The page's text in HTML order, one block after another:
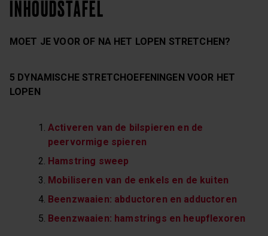
INHOUDSTAFEL
MOET JE VOOR OF NA HET LOPEN STRETCHEN?
5 DYNAMISCHE STRETCHOEFENINGEN VOOR HET
LOPEN
Activeren van de bilspieren en de
peervormige spieren
Hamstring sweep
Mobiliseren van de enkels en de kuiten
Beenzwaaien: abductoren en adductoren
Beenzwaaien: hamstrings en heupflexoren